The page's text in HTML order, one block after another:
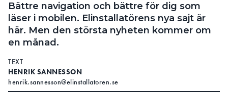
Annonsera
Läs E-tidningen
Om tidningen
Kontakt
Personuppgifter
Bättre navigation och bättre för dig som
läser i mobilen. Elinstallatörens nya sajt är
här. Men den största nyheten kommer om
en månad.
TEXT
HENRIK SANNESSON
henrik.sannesson@elinstallatoren.se